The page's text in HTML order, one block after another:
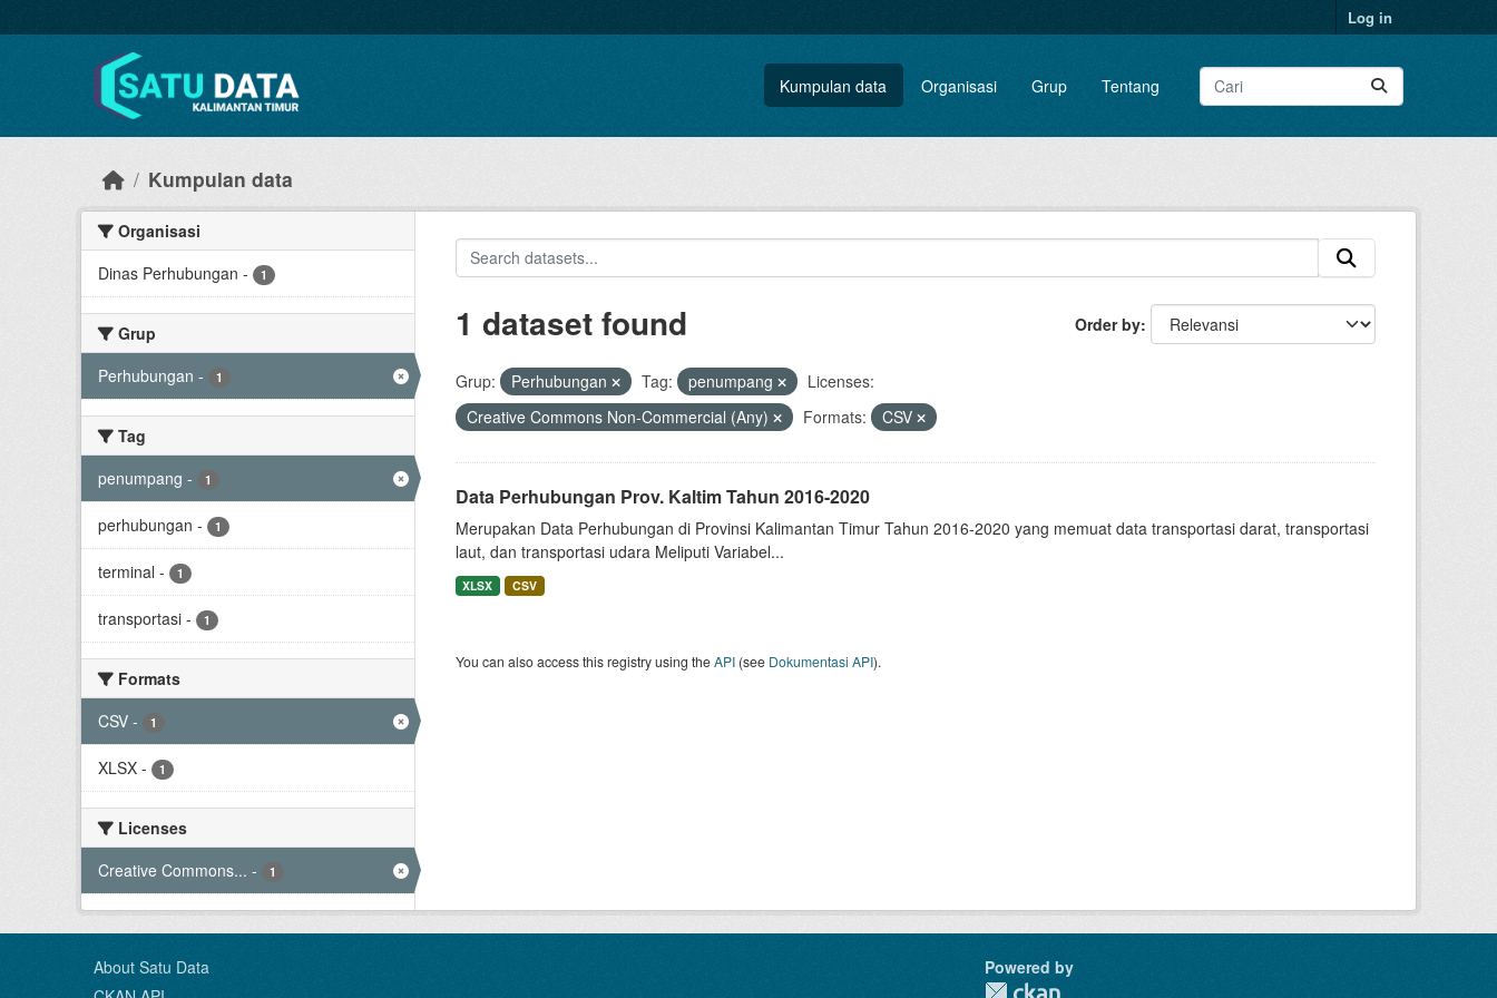
Log in
Kumpulan data Organisasi Grup Tentang
Kumpulan data
Organisasi
Dinas Perhubungan - 1
Grup
Perhubungan - 1
Tag
penumpang - 1
perhubungan - 1
terminal - 1
transportasi - 1
Formats
CSV - 1
XLSX - 1
Licenses
Creative Commons... - 1
Order by
1 dataset found
Grup: Perhubungan Tag: penumpang
Licenses:
Creative Commons Non-Commercial (Any)
Formats: CSV
Data Perhubungan Prov. Kaltim Tahun 2016-2020
Merupakan Data Perhubungan di Provinsi Kalimantan Timur Tahun 2016-2020 yang memuat data transportasi darat, transportasi
laut, dan transportasi udara Meliputi Variabel...
XLSX CSV
You can also access this registry using theAPI(see Dokumentasi API).
About Satu Data
Powered by